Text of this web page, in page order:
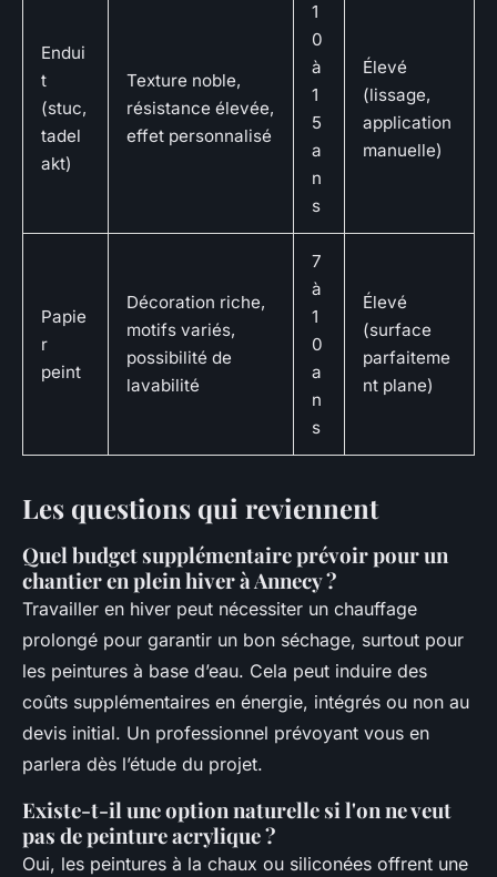
Endui
t
(stuc,
tadel
akt)
Texture noble,
résistance élevée,
effet personnalisé
1
0
à
1
5
a
n
s
Élevé
(lissage,
application
manuelle)
Papie
r
peint
Décoration riche,
motifs variés,
possibilité de
lavabilité
7
à
1
0
a
n
s
Élevé
(surface
parfaiteme
nt plane)
Les questions qui reviennent
Quel budget supplémentaire prévoir pour un
chantier en plein hiver à Annecy ?
Travailler en hiver peut nécessiter un chauffage
prolongé pour garantir un bon séchage, surtout pour
les peintures à base d’eau. Cela peut induire des
coûts supplémentaires en énergie, intégrés ou non au
devis initial. Un professionnel prévoyant vous en
parlera dès l’étude du projet.
Existe-t-il une option naturelle si l'on ne veut
pas de peinture acrylique ?
Oui, les peintures à la chaux ou siliconées offrent une